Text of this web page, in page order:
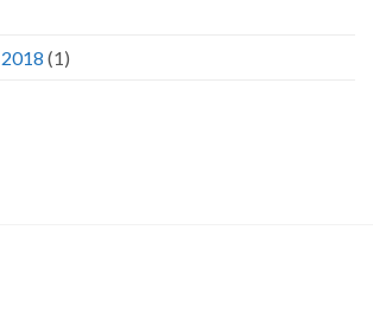
(1)